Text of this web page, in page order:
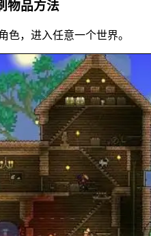
物品方法
色，进入任意一个世界。